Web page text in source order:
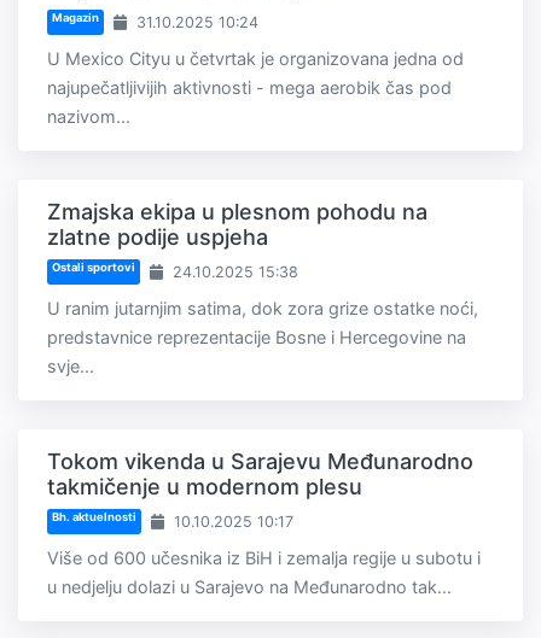
Magazin 31.10.2025 10:24
U Mexico Cityu u četvrtak je organizovana jedna od
najupečatljivijih aktivnosti - mega aerobik čas pod
nazivom...
Zmajska ekipa u plesnom pohodu na
zlatne podije uspjeha
Ostali sportovi 24.10.2025 15:38
U ranim jutarnjim satima, dok zora grize ostatke noći,
predstavnice reprezentacije Bosne i Hercegovine na
svje...
Tokom vikenda u Sarajevu Međunarodno
takmičenje u modernom plesu
Bh. aktuelnosti 10.10.2025 10:17
Više od 600 učesnika iz BiH i zemalja regije u subotu i
u nedjelju dolazi u Sarajevo na Međunarodno tak...